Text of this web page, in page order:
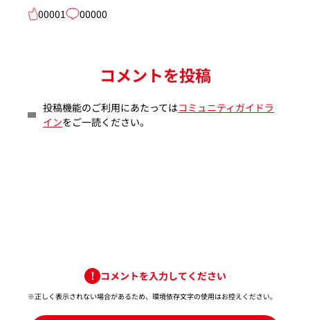
00001
00000
コメントを投稿
投稿機能のご利用にあたってはコミュニティガイドラ
インをご一読ください。
コメントを入力してください
※正しく表示されない場合があるため、環境依存文字の使用はお控えください。​